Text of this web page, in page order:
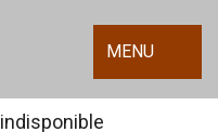
MENU
indisponible